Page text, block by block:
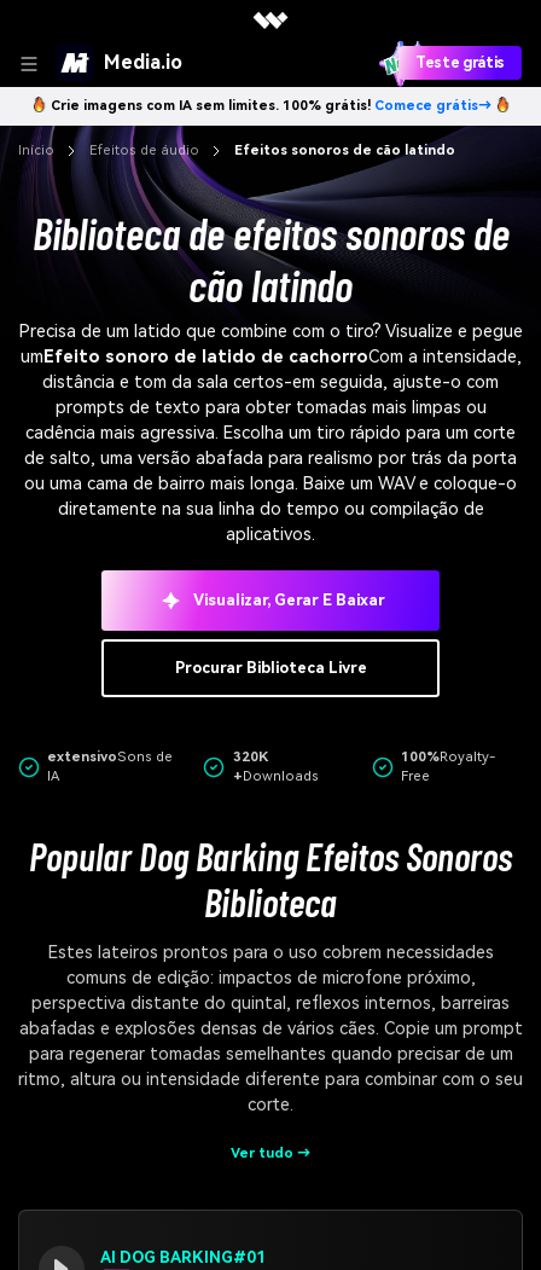
Media.io Teste grátis
Crie imagens com IA sem limites. 100% grátis! Comece grátis→
Início Efeitos de áudio Efeitos sonoros de cão latindo
Biblioteca de efeitos sonoros de
cão latindo
Precisa de um latido que combine com o tiro? Visualize e pegue
um Efeito sonoro de latido de cachorroCom a intensidade,
distância e tom da sala certos-em seguida, ajuste-o com
prompts de texto para obter tomadas mais limpas ou
cadência mais agressiva. Escolha um tiro rápido para um corte
de salto, uma versão abafada para realismo por trás da porta
ou uma cama de bairro mais longa. Baixe um WAV e coloque-o
diretamente na sua linha do tempo ou compilação de
aplicativos.
Visualizar, Gerar E Baixar
Procurar Biblioteca Livre
extensivoSons de
IA
320K
+Downloads
100%Royalty-
Free
Popular Dog Barking Efeitos Sonoros
Biblioteca
Estes lateiros prontos para o uso cobrem necessidades
comuns de edição: impactos de microfone próximo,
perspectiva distante do quintal, reflexos internos, barreiras
abafadas e explosões densas de vários cães. Copie um prompt
para regenerar tomadas semelhantes quando precisar de um
ritmo, altura ou intensidade diferente para combinar com o seu
corte.
Ver tudo →
AI DOG BARKING#01